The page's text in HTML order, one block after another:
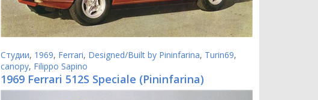
Студии, 1969, Ferrari, Designed/Built by Pininfarina, Turin69,
canopy, Filippo Sapino
1969 Ferrari 512S Speciale (Pininfarina)